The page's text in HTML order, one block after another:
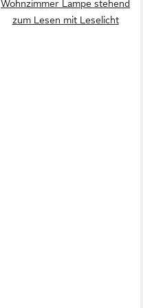
Wohnzimmer Lampe stehend
zum Lesen mit Leselicht